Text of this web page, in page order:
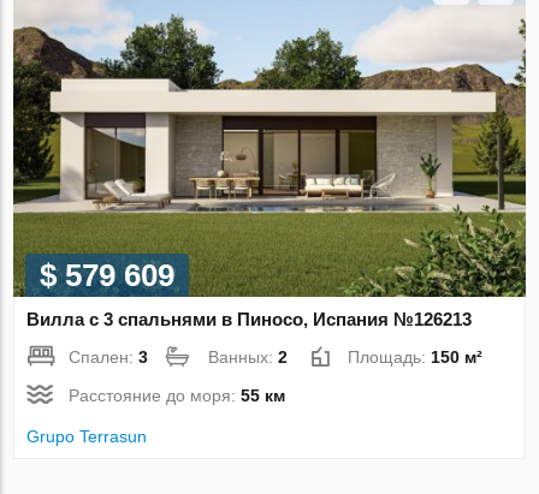
$ 579 609
Вилла с 3 спальнями в Пиносо, Испания №126213
Спален:3 Ванных:2 Площадь:150 м²
Расстояние до моря:55 км
Grupo Terrasun